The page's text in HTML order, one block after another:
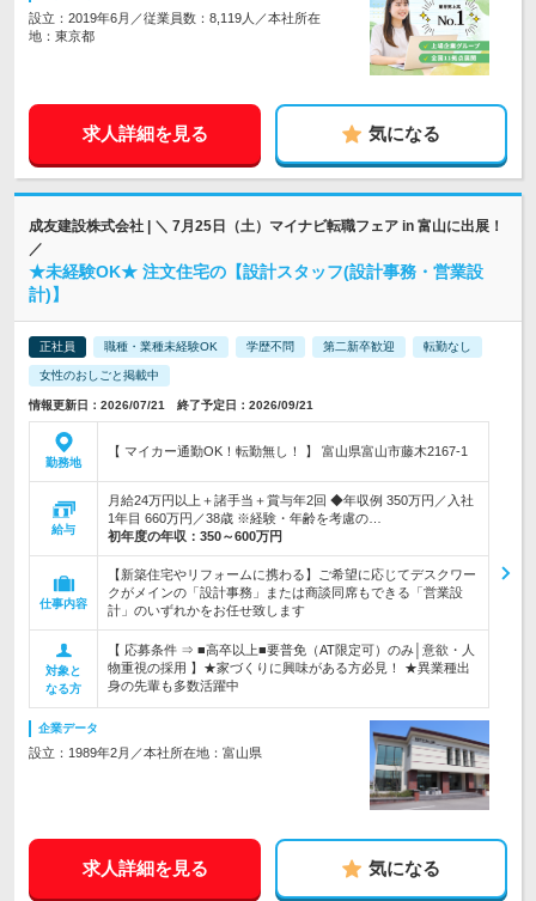
設立：2019年6月／従業員数：8,119人／本社所在
地：東京都
求人詳細を見る 気になる
成友建設株式会社 | ＼ 7月25日（土）マイナビ転職フェア in 富山に出展！
／
★未経験OK★ 注文住宅の【設計スタッフ(設計事務・営業設
計)】
正社員 職種・業種未経験OK 学歴不問 第二新卒歓迎 転勤なし
女性のおしごと掲載中
情報更新日：2026/07/21 終了予定日：2026/09/21
勤務地
【 マイカー通勤OK！転勤無し！ 】 富山県富山市藤木2167-1
給与
月給24万円以上＋諸手当＋賞与年2回 ◆年収例 350万円／入社
1年目 660万円／38歳 ※経験・年齢を考慮の…
初年度の年収： 350～600万円
仕事内容
【新築住宅やリフォームに携わる】ご希望に応じてデスクワー
クがメインの「設計事務」または商談同席もできる「営業設
計」のいずれかをお任せ致します
対象と
なる方
【 応募条件 ⇒ ■高卒以上■要普免（AT限定可）のみ│意欲・人
物重視の採用 】★家づくりに興味がある方必見！ ★異業種出
身の先輩も多数活躍中
企業データ
設立：1989年2月／本社所在地：富山県
求人詳細を見る 気になる